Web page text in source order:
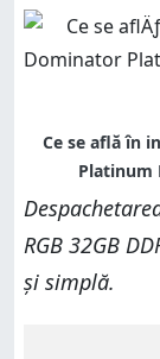
RGB 32GB
și simplă.